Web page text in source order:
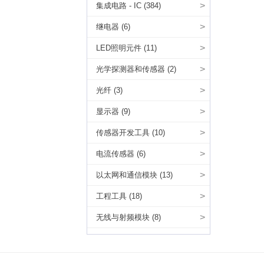
集成电路 - IC (384) >
继电器 (6) >
LED照明元件 (11) >
光学探测器和传感器 (2) >
光纤 (3) >
显示器 (9) >
传感器开发工具 (10) >
电流传感器 (6) >
以太网和通信模块 (13) >
工程工具 (18) >
无线与射频模块 (8) >